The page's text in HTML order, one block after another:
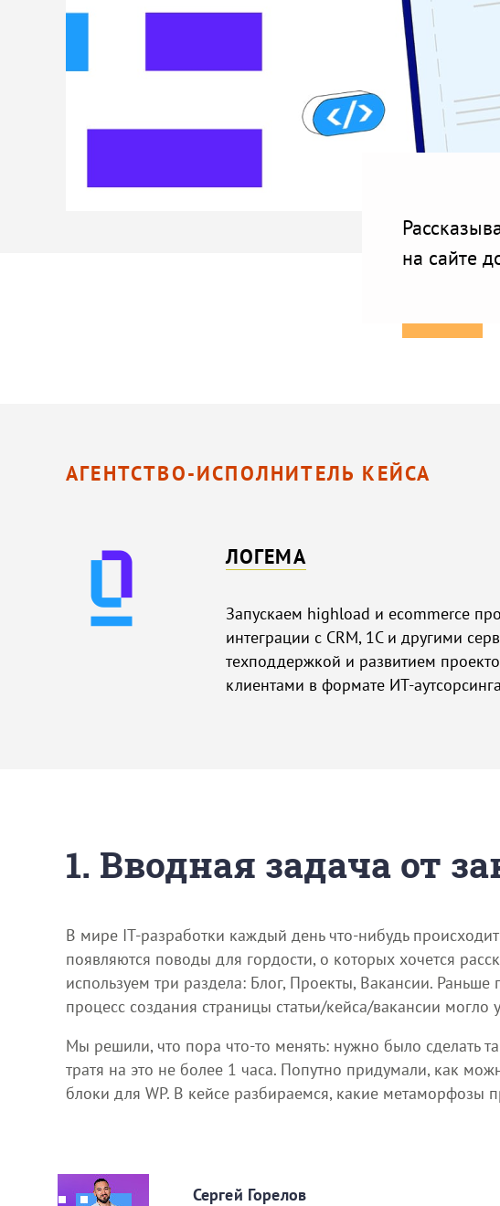
на сайте
АГЕНТСТВО-ИСПОЛНИТЕЛЬ КЕЙСА
ЛОГЕМА
Запускаем highload и ecommerce
интеграции с CRM, 1С и другими
техподдержкой и развитием
клиентами в формате ИТ-
1. Вводная задача от
В мире IT-разработки каждый день что-нибудь
появляются поводы для гордости, о которых хочется
используем три раздела: Блог, Проекты, Вакансии.
процесс создания страницы статьи/кейса/вакансии могло
Мы решили, что пора что-то менять: нужно было сделать
тратя на это не более 1 часа. Попутно придумали, как
блоки для WP. В кейсе разбираемся, какие метаморфозы
Сергей Горелов